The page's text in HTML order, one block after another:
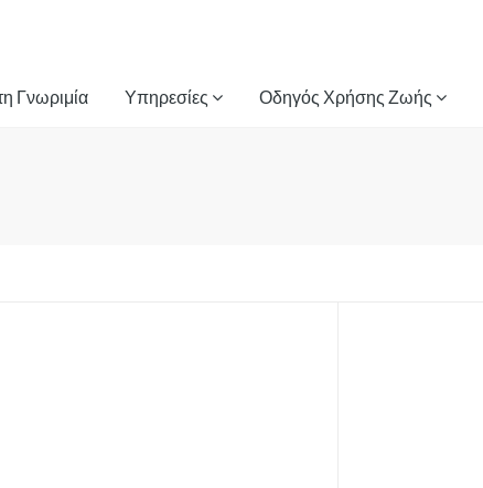
Γνωριμία Υπηρεσίες Οδηγός Χρήσης Ζωής